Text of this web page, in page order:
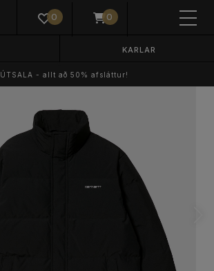
0 0
KARLAR
ÚTSALA - allt að 50% afsláttur!